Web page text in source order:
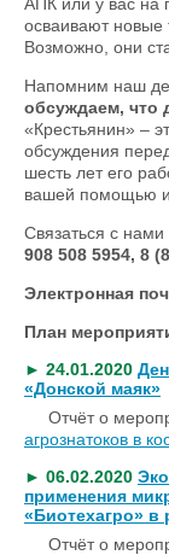
осваивают новые
Возможно, они
Напомним наш
обсуждаем, что
«Крестьянин» –
обсуждения
шесть лет его
вашей помощью
Связаться с
908 508 5954, 8
Электронная
План
► 24.01.2020
«Донской маяк»
Отчёт о
агрознатоков в
► 06.02.2020
применения
«Биотехагро» в
Отчёт о